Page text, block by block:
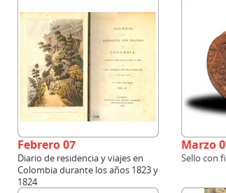
Febrero 07
Diario de residencia y viajes en
Colombia durante los años 1823 y
1824
Marzo
Sello con